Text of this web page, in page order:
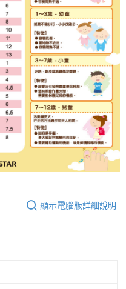
顯示電腦版詳細說明